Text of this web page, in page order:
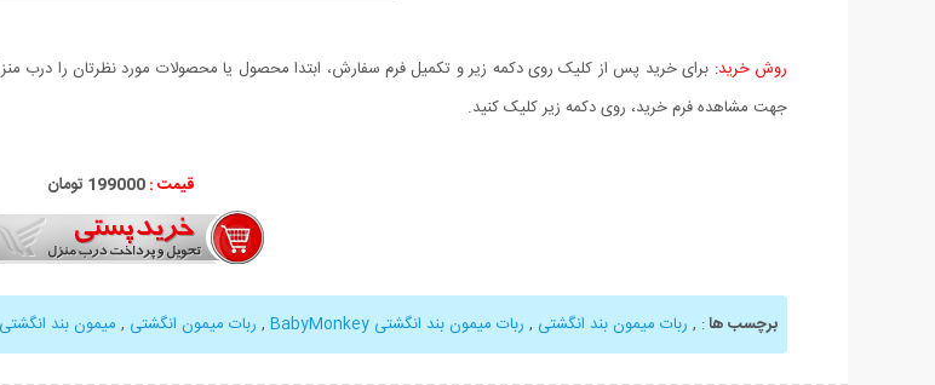
روش خرید: برای خرید پس از کلیک روی دکمه زیر و تکمیل فرم سفارش، ابتدا محصول یا محصولات مورد نظرتان را درب
جهت مشاهده فرم خرید، روی دکمه زیر کلیک کنید.
قیمت :199000 تومان
برچسب ها:
, ربات میمون بند انگشتی , ربات میمون بند انگشتی BabyMonkey , ربات میمون انگشتی , میمون بند انگشتی